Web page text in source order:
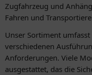
Zugfahrzeug und
Fahren und
Unser Sortiment
verschiedenen
Anforderungen. Viele
ausgestattet, das die